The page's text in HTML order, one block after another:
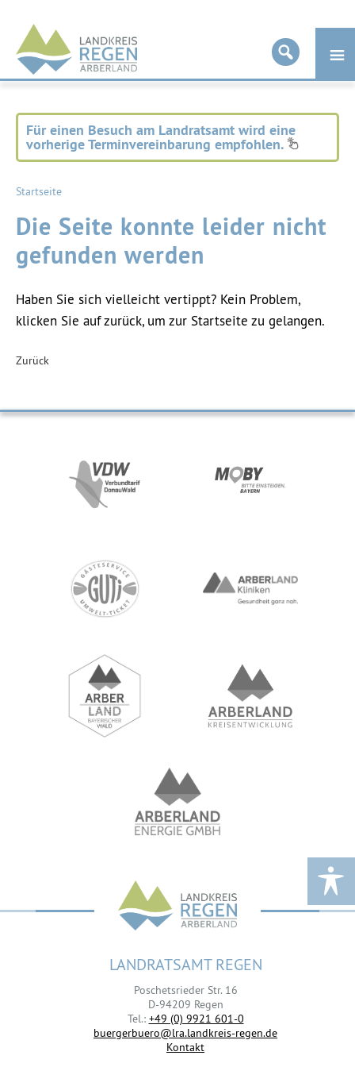
Landkreis
Regen
Für einen Besuch am Landratsamt wird eine
vorherige Terminvereinbarung empfohlen.
Startseite
Die Seite konnte leider nicht
gefunden werden
Haben Sie sich vielleicht vertippt? Kein Problem,
klicken Sie auf zurück, um zur Startseite zu gelangen.
Zurück
LANDRATSAMT REGEN
Poschetsrieder Str. 16
D-94209 Regen
Tel.: +49 (0) 9921 601-0
buergerbuero@lra.landkreis-regen.de
Kontakt